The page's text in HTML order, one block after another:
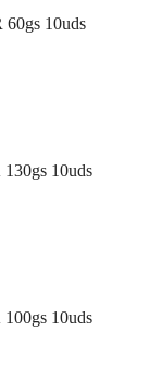
10uds
10uds
10uds